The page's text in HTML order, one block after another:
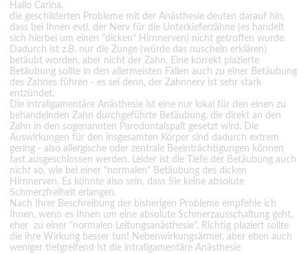
Hallo Carina,
die geschilderten Probleme mit der Anästhesie deuten darauf hin,
dass bei Ihnen evtl. der Nerv für die Unterkieferzähne (es handelt
sich hierbei um einen "dicken" Hirnnerven) nicht getroffen wurde.
Dadurch ist z.B. nur die Zunge (würde das nuscheln erklären)
betäubt worden, aber nicht der Zahn. Eine korrekt plazierte
Betäubung sollte in den allermeisten Fällen auch zu einer Betäubung
des Zahnes führen - es sei denn, der Zahnnerv ist sehr stark
entzündet.
Die intraligamentäre Anästhesie ist eine nur lokal für den einen zu
behandelnden Zahn durchgeführte Betäubung, die direkt an den
Zahn in den sogenannten Parodontalspalt gesetzt wird. Die
Auswirkungen für den insgesamten Körper sind dadurch extrem
gering - also allergische oder zentrale Beeinträchtigungen können
fast ausgeschlossen werden. Leider ist die Tiefe der Betäubung auch
nicht so, wie bei einer "normalen" Betäubung des dicken
Hirnnerven. Es könnte also sein, dass Sie keine absolute
Schmerzfreiheit erlangen.
Nach Ihrer Beschreibung der bisherigen Probleme empfehle ich
Ihnen, wenn es Ihnen um eine absolute Schmerzausschaltung geht,
eher zu einer "normalen Leitungsanästhesie". Richtig plaziert sollte
die ihre Wirkung besser tun! Nebenwirkungsärmer, aber eben auch
weniger tiefgreifend ist die intraligamentäre Anästhesie